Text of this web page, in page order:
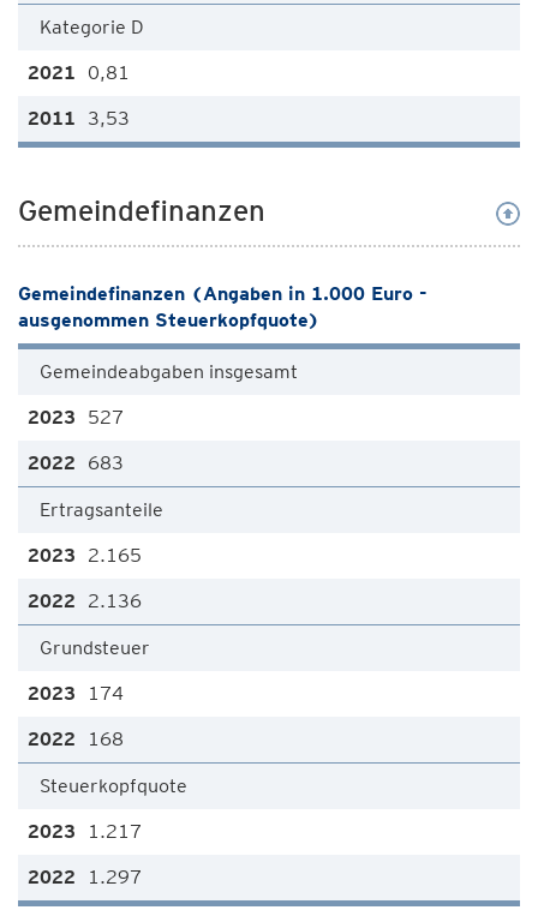
Kategorie D
0,81
3,53
Gemeindefinanzen
Gemeindefinanzen (Angaben in 1.000 Euro -
ausgenommen Steuerkopfquote)
Gemeindeabgaben insgesamt
527
683
Ertragsanteile
2.165
2.136
Grundsteuer
174
168
Steuerkopfquote
1.217
1.297